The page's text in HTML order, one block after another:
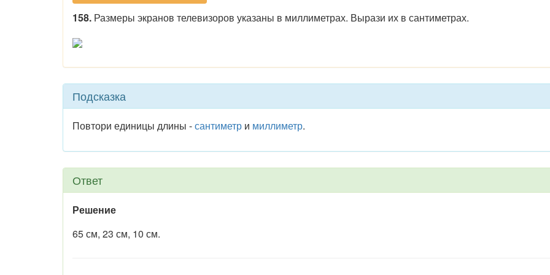
158. Размеры экранов телевизоров указаны в миллиметрах. Вырази их в сантиметрах.
Подсказка
Повтори единицы длины -сантиметр и миллиметр.
Ответ
Решение
65 см, 23 см, 10 см.